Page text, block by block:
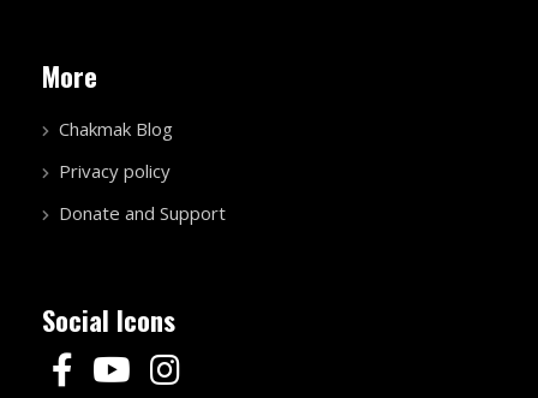
More
Chakmak Blog
Privacy policy
Donate and Support
Social Icons